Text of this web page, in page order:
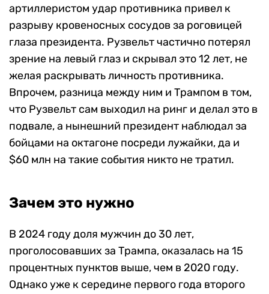
артиллеристом удар противника привел к
разрыву кровеносных сосудов за роговицей
глаза президента. Рузвельт частично потерял
зрение на левый глаз и скрывал это 12 лет, не
желая раскрывать личность противника.
Впрочем, разница между ним и Трампом в том,
что Рузвельт сам выходил на ринг и делал это в
подвале, а нынешний президент наблюдал за
бойцами на октагоне посреди лужайки, да и
$60 млн на такие события никто не тратил.
Зачем это нужно
В 2024 году доля мужчин до 30 лет,
проголосовавших за Трампа, оказалась на 15
процентных пунктов выше, чем в 2020 году.
Однако уже к середине первого года второго